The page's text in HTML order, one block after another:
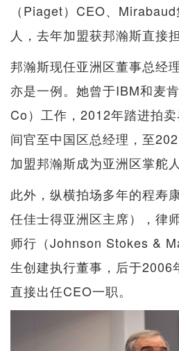
（Piaget）CEO、
人，去年加盟获邦瀚斯直接
邦瀚斯现任亚洲区董事总经
亦是一例。她曾于IBM和麦
Co）工作，2012年踏进拍
间官至中国区总经理，至
加盟邦瀚斯成为亚洲区掌舵人
此外，纵横拍场多年的程寿
任佳士得亚洲区主席），律
师行（Johnson Stokes &
生创建执行董事，后于2006
直接出任CEO一职。